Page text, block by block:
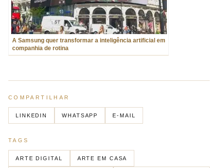
A Samsung quer transformar a inteligência artificial em
companhia de rotina
COMPARTILHAR
LINKEDIN WHATSAPP E-MAIL
TAGS
ARTE DIGITAL ARTE EM CASA